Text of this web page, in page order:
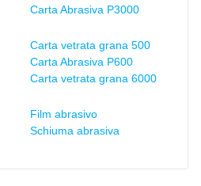
Carta Abrasiva P3000
Carta vetrata grana 500
Carta Abrasiva P600
Carta vetrata grana 6000
Film abrasivo
Schiuma abrasiva